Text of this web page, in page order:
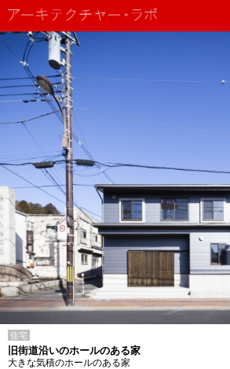
住宅
旧街道沿いのホールのある家
大きな気積のホールのある家